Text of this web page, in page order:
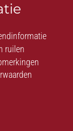
ruilen